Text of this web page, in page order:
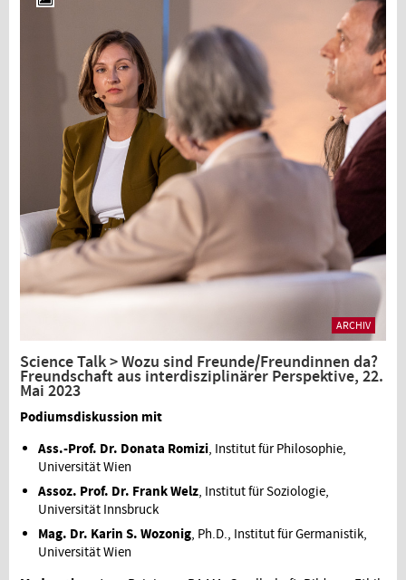
ARCHIV
Science Talk > Wozu sind Freunde/Freundinnen da?
Freundschaft aus interdisziplinärer Perspektive, 22.
Mai 2023
Podiumsdiskussion mit
Ass.-Prof. Dr. Donata Romizi, Institut für Philosophie,
Universität Wien
Assoz. Prof. Dr. Frank Welz, Institut für Soziologie,
Universität Innsbruck
Mag. Dr. Karin S. Wozonig, Ph.D., Institut für Germanistik,
Universität Wien